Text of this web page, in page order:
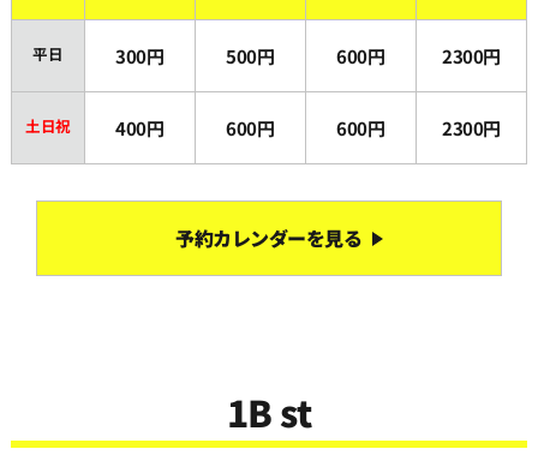
平日 300円 500円 600円 2300円
土日祝 400円 600円 600円 2300円
予約カレンダーを見る
1B st